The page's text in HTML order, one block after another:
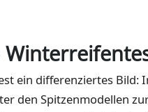
ein differenziertes
den Spitzenmodellen